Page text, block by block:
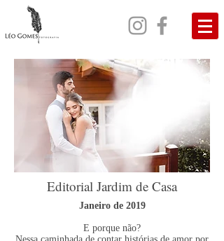
Editorial Jardim de Casa
Janeiro de 2019
E porque não?